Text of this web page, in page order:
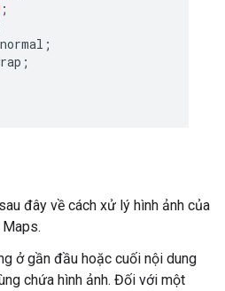
;
normal ;
;
đây về cách xử lý hình ảnh của
ở gần đầu hoặc cuối nội dung
chứa hình ảnh. Đối với một